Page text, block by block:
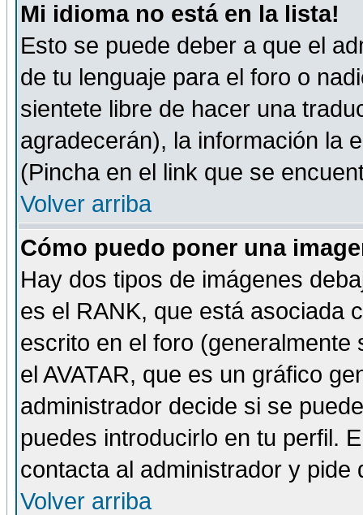
Mi idioma no está en la lista!
Esto se puede deber a que el
de tu lenguaje para el foro o
sientete libre de hacer una
agradecerán), la información la
(Pincha en el link que se
Volver arriba
Cómo puedo poner una
Hay dos tipos de imágenes
es el RANK, que está asociada
escrito en el foro
el AVATAR, que es un gráfico
administrador decide si se
puedes introducirlo en tu perfil.
contacta al administrador y
Volver arriba